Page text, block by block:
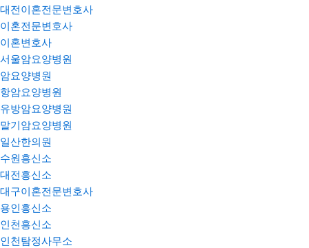
대전이혼전문변호사
이혼전문변호사
이혼변호사
서울암요양병원
암요양병원
항암요양병원
유방암요양병원
말기암요양병원
일산한의원
수원흥신소
대전흥신소
대구이혼전문변호사
용인흥신소
인천흥신소
인천탐정사무소